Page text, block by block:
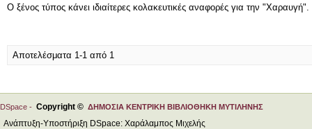
Ο ξένος τύπος κάνει ιδιαίτερες κολακευτικές αναφορές για την "Χαραυγή".
Αποτελέσματα 1-1 από 1
DSpace - Copyright © ΔΗΜΟΣΙΑ ΚΕΝΤΡΙΚΗ ΒΙΒΛΙΟΘΗΚΗ ΜΥΤΙΛΗΝΗΣ
Ανάπτυξη-Υποστήριξη DSpace: Χαράλαμπος Μιχελής